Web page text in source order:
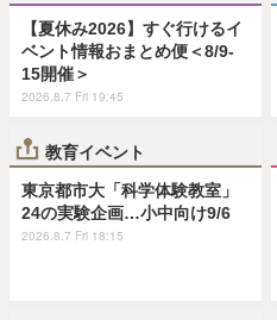
【夏休み2026】すぐ行けるイ
ベント情報おまとめ便＜8/9-
15開催＞
2026.8.7 Fri 19:45
教育イベント
東京都市大「科学体験教室」
24の実験企画…小中向け9/6
2026.8.7 Fri 18:15